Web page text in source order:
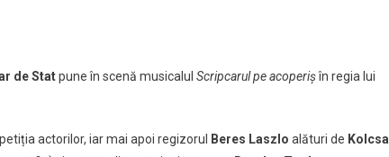
de Statpune în scenă musicalul Scripcarul pe acoperișîn regia lui
actorilor, iar mai apoi regizorul Beres Laszlo alături de